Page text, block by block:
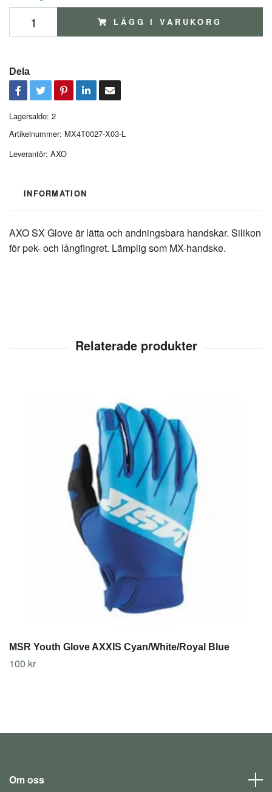
LÄGG I VARUKORG
Dela
Lagersaldo: 2
Artikelnummer: MX4T0027-X03-L
Leverantör: AXO
INFORMATION
AXO SX Glove är lätta och andningsbara handskar. Silikon
för pek- och långfingret. Lämplig som MX-handske.
MSR Youth Glove AXXIS Cyan/White/Royal Blue
100 kr
Om oss